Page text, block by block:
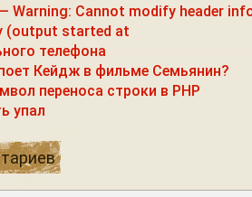
Warning: Cannot modify header
(output started at
телефона
Кейдж в фильме Семьянин?
переноса строки в PHP
упал